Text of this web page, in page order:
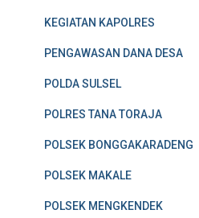
KEGIATAN KAPOLRES
PENGAWASAN DANA DESA
POLDA SULSEL
POLRES TANA TORAJA
POLSEK BONGGAKARADENG
POLSEK MAKALE
POLSEK MENGKENDEK